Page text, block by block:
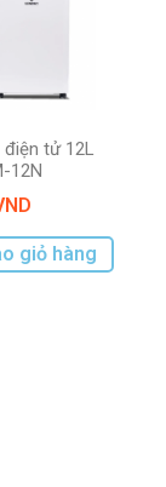
điện tử 12L
12N
giỏ hàng